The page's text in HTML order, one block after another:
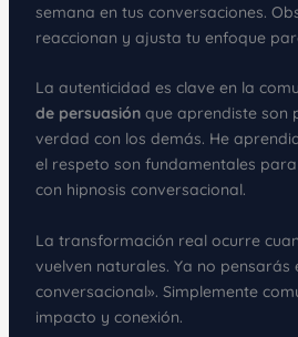
semana en tus conversaciones.
reaccionan y ajusta tu enfoque
La autenticidad es clave en la
de persuasiónque aprendiste son
verdad con los demás. He
el respeto son fundamentales
con hipnosis conversacional.
La transformación real ocurre
vuelven naturales. Ya no pensarás
conversacional». Simplemente
impacto y conexión.